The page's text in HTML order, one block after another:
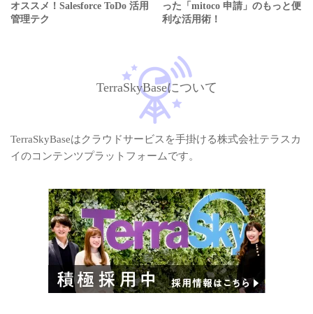
オススメ！Salesforce ToDo 活用
管理テク
った「mitoco 申請」のもっと便
利な活用術！
TerraSkyBaseについて
TerraSkyBaseはクラウドサービスを手掛ける株式会社テラスカ
イのコンテンツプラットフォームです。